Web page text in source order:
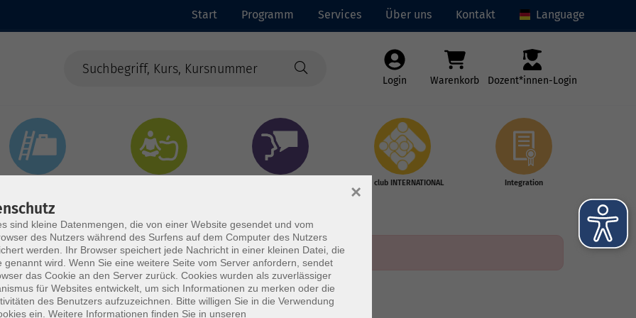
Start Programm Services Über uns Kontakt Language
Login Warenkorb Dozent*innen-Login
vhs club INTERNATIONAL Integration
sind kleine Datenmengen, die von einer Website gesendet und vom
des Nutzers während des Surfens auf dem Computer des Nutzers
werden. Ihr Browser speichert jede Nachricht in einer kleinen Datei, die
genannt wird. Wenn Sie eine weitere Seite vom Server anfordern, sendet
das Cookie an den Server zurück. Cookies wurden als zuverlässiger
für Websites entwickelt, um sich Informationen zu merken oder die
des Benutzers aufzuzeichnen. Bitte willigen Sie in die Verwendung
ein. Weitere Informationen finden Sie in unseren
×